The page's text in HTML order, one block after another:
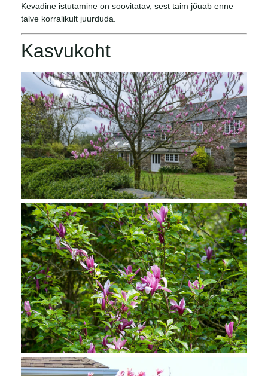
Kevadine istutamine on soovitatav, sest taim jõuab enne
talve korralikult juurduda.
Kasvukoht